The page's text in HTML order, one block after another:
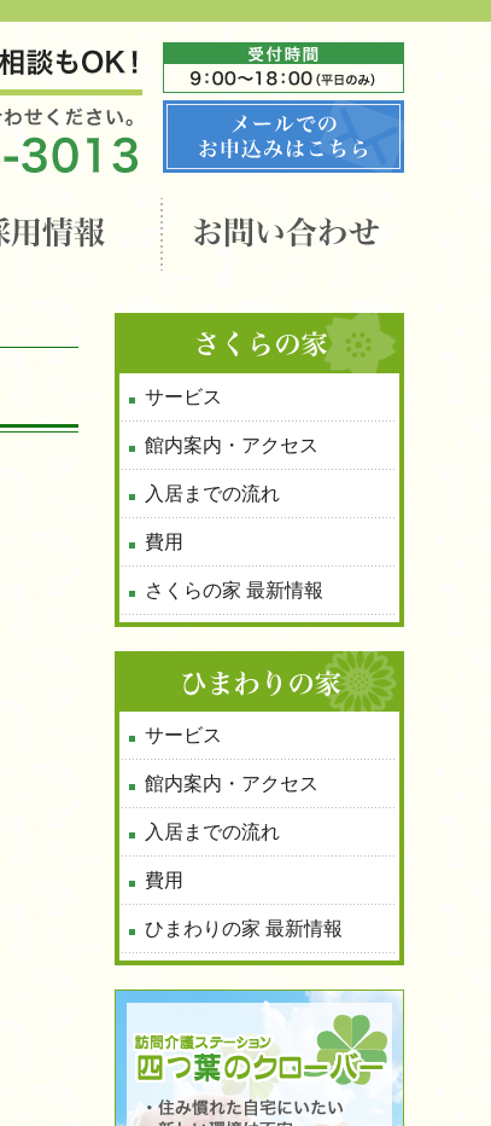
サービス
館内案内・アクセス
入居までの流れ
費用
さくらの家 最新情報
サービス
館内案内・アクセス
入居までの流れ
費用
ひまわりの家 最新情報